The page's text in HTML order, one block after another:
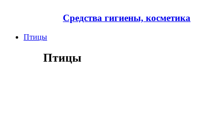
Средства гигиены, косметика
Птицы
Птицы